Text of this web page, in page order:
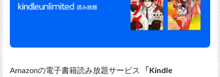
Amazonの電子書籍読み放題サービス
「Kindle